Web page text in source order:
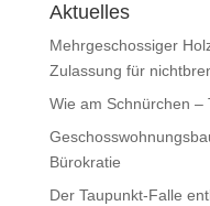
Aktuelles
Mehrgeschossiger
Zulassung für
Wie am Schnürchen –
Bürokratie
Der Taupunkt-Falle